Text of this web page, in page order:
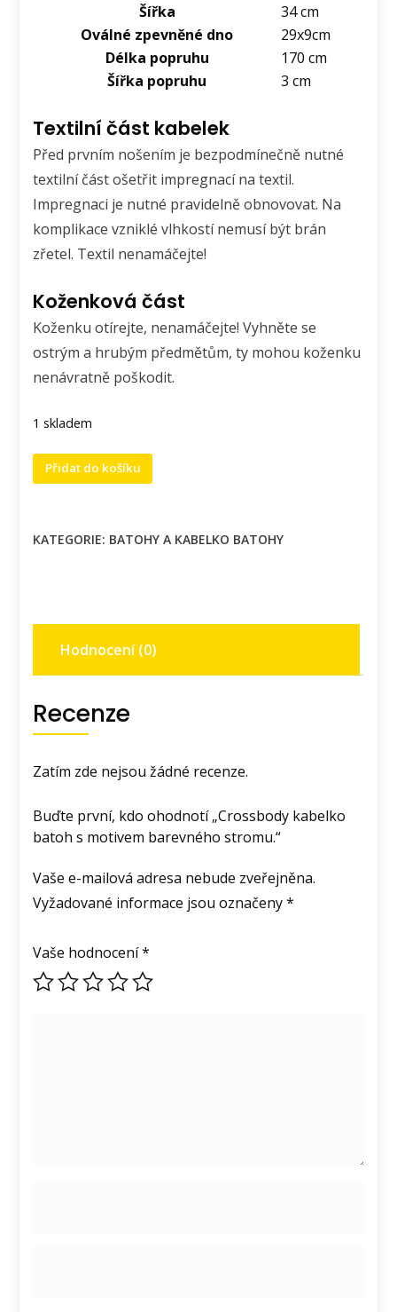
Šířka
34 cm
Oválné zpevněné dno
29x9cm
Délka popruhu
170 cm
Šířka popruhu
3 cm
Textilní část kabelek
Před prvním nošením je bezpodmínečně nutné
textilní část ošetřit impregnací na textil.
Impregnaci je nutné pravidelně obnovovat. Na
komplikace vzniklé vlhkostí nemusí být brán
zřetel. Textil nenamáčejte!
Koženková část
Koženku otírejte, nenamáčejte! Vyhněte se
ostrým a hrubým předmětům, ty mohou koženku
nenávratně poškodit.
1 skladem
Crossbody
kabelko
motivem
Přidat do košíku
KATEGORIE: BATOHY A KABELKO BATOHY
Hodnocení (0)
Recenze
Zatím zde nejsou žádné recenze.
Buďte první, kdo ohodnotí „Crossbody kabelko
batoh s motivem barevného stromu.“
Vaše e-mailová adresa nebude zveřejněna.
Vyžadované informace jsou označeny*
Vaše hodnocení*